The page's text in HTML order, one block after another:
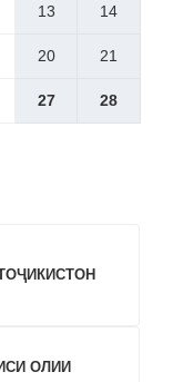
13 14
20 21
27 28
ОЛИИ